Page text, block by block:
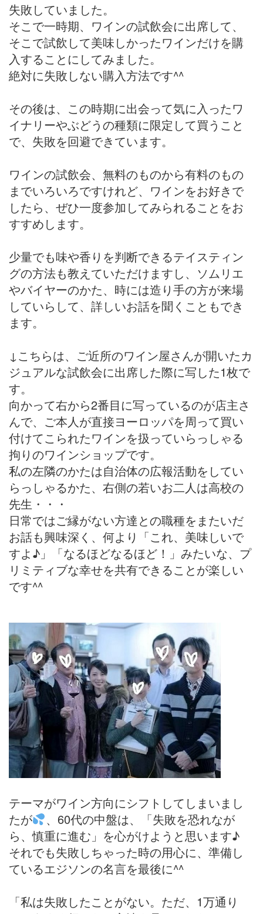
失敗していました。
そこで一時期、ワインの試飲会に出席して、
そこで試飲して美味しかったワインだけを購
入することにしてみました。
絶対に失敗しない購入方法です^^
その後は、この時期に出会って気に入ったワ
イナリーやぶどうの種類に限定して買うこと
で、失敗を回避できています。
ワインの試飲会、無料のものから有料のもの
までいろいろですけれど、ワインをお好きで
したら、ぜひ一度参加してみられることをお
すすめします。
少量でも味や香りを判断できるテイスティン
グの方法も教えていただけますし、ソムリエ
やバイヤーのかた、時には造り手の方が来場
していらして、詳しいお話を聞くこともでき
ます。
↓こちらは、ご近所のワイン屋さんが開いたカ
ジュアルな試飲会に出席した際に写した1枚で
す。
向かって右から2番目に写っているのが店主さ
んで、ご本人が直接ヨーロッパを周って買い
付けてこられたワインを扱っていらっしゃる
拘りのワインショップです。
私の左隣のかたは自治体の広報活動をしてい
らっしゃるかた、右側の若いお二人は高校の
先生・・・
日常ではご縁がない方達との職種をまたいだ
お話も興味深く、何より「これ、美味しいで
すよ♪」「なるほどなるほど！」みたいな、プ
リミティブな幸せを共有できることが楽しい
です^^
テーマがワイン方向にシフトしてしまいまし
たが
、60代の中盤は、「失敗を恐れなが
ら、慎重に進む」を心がけようと思います♪
それでも失敗しちゃった時の用心に、準備し
ているエジソンの名言を最後に^^
「私は失敗したことがない。ただ、1万通り